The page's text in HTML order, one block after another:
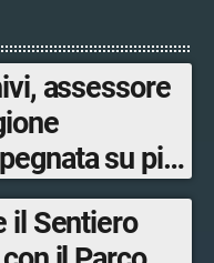
assessore
su più
coinvolti
di Lecco,